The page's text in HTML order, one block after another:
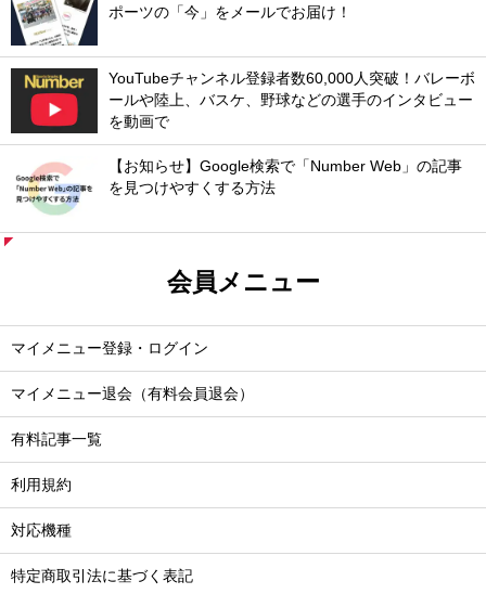
ポーツの「今」をメールでお届け！
YouTubeチャンネル登録者数60,000人突破！バレーボ
ールや陸上、バスケ、野球などの選手のインタビュー
を動画で
【お知らせ】Google検索で「Number Web」の記事
を見つけやすくする方法
会員メニュー
マイメニュー登録・ログイン
マイメニュー退会（有料会員退会）
有料記事一覧
利用規約
対応機種
特定商取引法に基づく表記